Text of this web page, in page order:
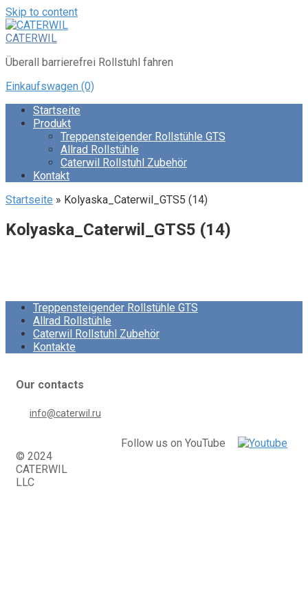
Skip to content
CATERWIL
Überall barrierefrei Rollstuhl fahren
Einkaufswagen (0)
Startseite
Produkt
Treppensteigender Rollstühle GTS
Allrad Rollstühle
Caterwil Rollstuhl Zubehör
Kontakt
Startseite » Kolyaska_Caterwil_GTS5 (14)
Kolyaska_Caterwil_GTS5 (14)
Treppensteigender Rollstühle GTS
Allrad Rollstühle
Caterwil Rollstuhl Zubehör
Kontakte
Our contacts
info@caterwil.ru
Follow us on YouTube
© 2024
CATERWIL
LLC